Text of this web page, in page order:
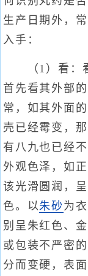
生产日期外，
入手：
（1）看：看
首先看其外部
常，如其外面
壳已经霉变，
有八九也已经
外观色泽，如
该光滑圆润，
色。以朱砂 为
别呈朱红色、
或包装不严密
分而变硬，表